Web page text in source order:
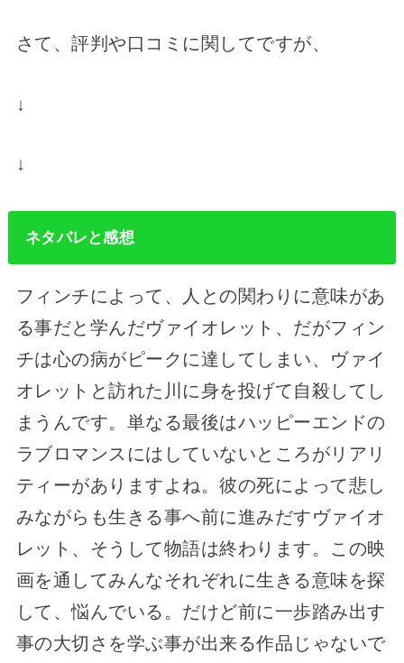
さて、評判や口コミに関してですが、
↓
↓
ネタバレと感想
フィンチによって、人との関わりに意味があ
る事だと学んだヴァイオレット、だがフィン
チは心の病がピークに達してしまい、ヴァイ
オレットと訪れた川に身を投げて自殺してし
まうんです。単なる最後はハッピーエンドの
ラブロマンスにはしていないところがリアリ
ティーがありますよね。彼の死によって悲し
みながらも生きる事へ前に進みだすヴァイオ
レット、そうして物語は終わります。この映
画を通してみんなそれぞれに生きる意味を探
して、悩んでいる。だけど前に一歩踏み出す
事の大切さを学ぶ事が出来る作品じゃないで